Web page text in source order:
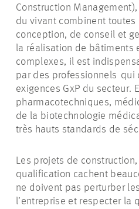
Construction
du vivant combinent
conception, de conseil et
la réalisation de bâtiments
complexes, il est
par des professionnels qui
exigences GxP du secteur.
pharmacotechniques,
de la biotechnologie
très hauts standards de
Les projets de
qualification cachent
ne doivent pas perturber
l’entreprise et respecter la